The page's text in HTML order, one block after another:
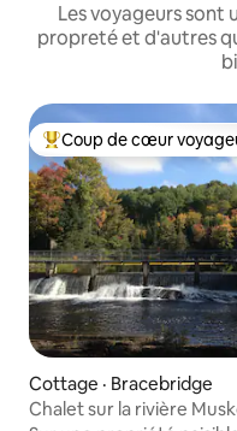
Les voyageurs sont
propreté et d'autres
Coup de cœur
Coup de cœur
Cottage · Bracebridge
Chalet sur la rivière